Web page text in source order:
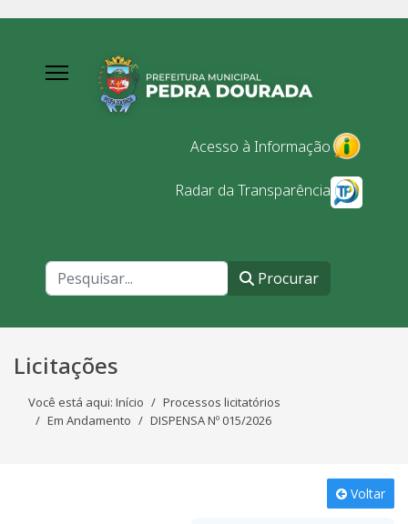
Acesso à Informação
Radar da Transparência
Procurar
Licitações
Você está aqui: Início
Processos licitatórios
Em Andamento
DISPENSA Nº 015/2026
Voltar